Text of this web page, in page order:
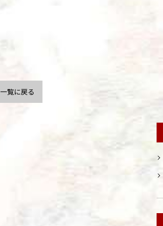
一覧に戻る